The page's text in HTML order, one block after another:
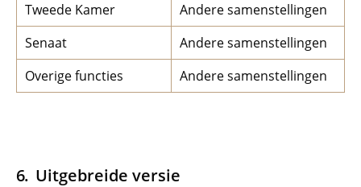
Tweede Kamer
Andere samenstellingen
Senaat
Andere samenstellingen
Overige functies
Andere samenstellingen
Uitgebreide versie